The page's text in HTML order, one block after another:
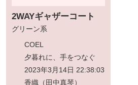
2WAYギャザーコート
グリーン系
COEL
夕暮れに、手をつなぐ
2023年3月14日 22:38:03
香織（田中真琴）